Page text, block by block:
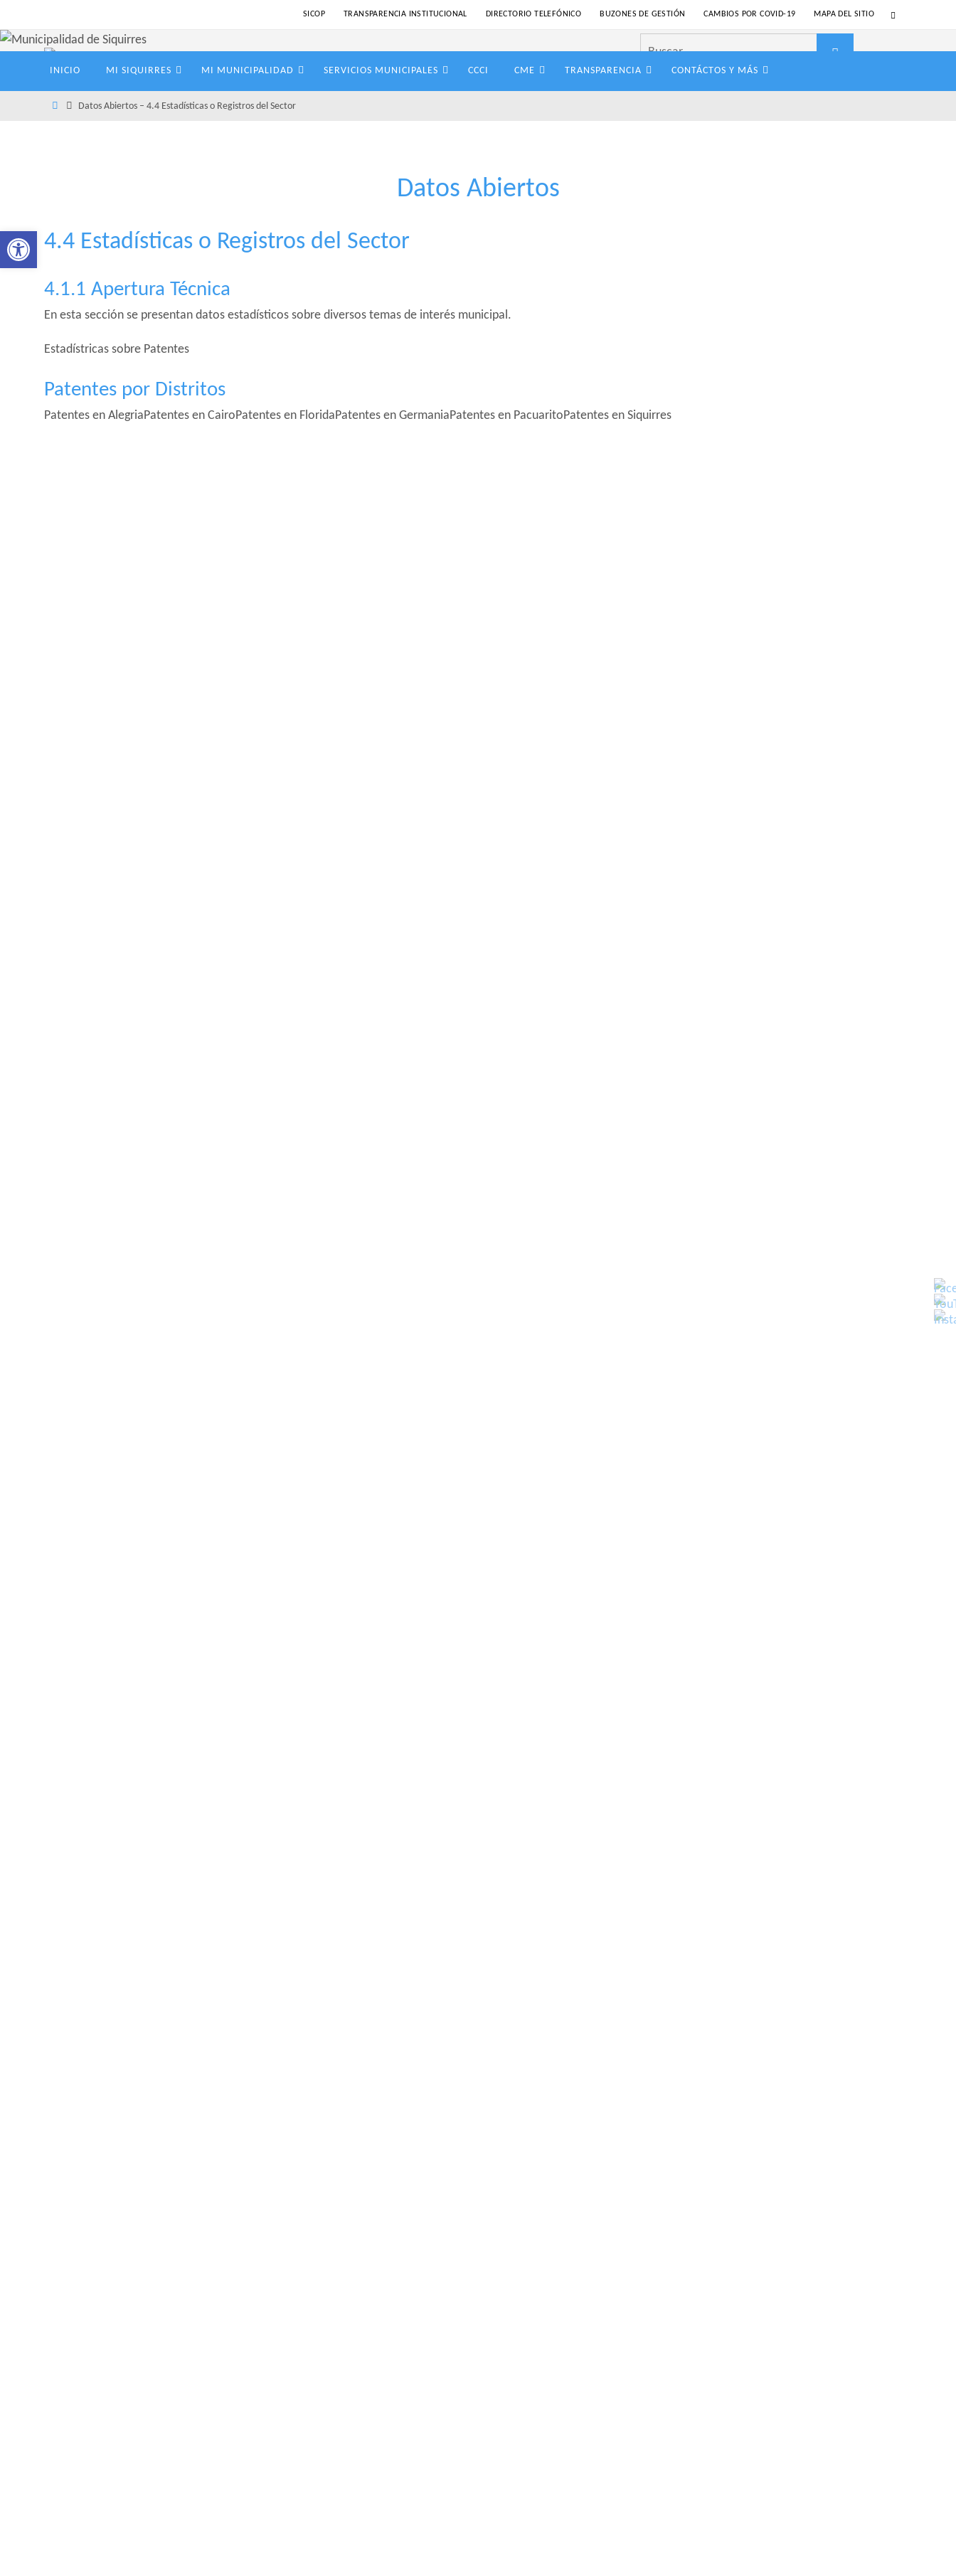
al
contenido
SICOP TRANSPARENCIA INSTITUCIONAL DIRECTORIO TELEFÓNICO BUZONES DE GESTIÓN CAMBIOS POR COVID-19 MAPA DEL SITIO
Buscar
contenido
INICIO MI SIQUIRRES MI MUNICIPALIDAD SERVICIOS MUNICIPALES CCCI CME TRANSPARENCIA CONTÁCTOS Y MÁS
InicioDatos Abiertos – 4.4 Estadísticas o Registros del Sector
Datos Abiertos
4.4 Estadísticas o Registros del Sector
4.1.1 Apertura Técnica
En esta sección se presentan datos estadísticos sobre diversos temas de interés municipal.
Estadístricas sobre Patentes
Patentes por Distritos
Patentes en AlegriaPatentes en CairoPatentes en FloridaPatentes en GermaniaPatentes en PacuaritoPatentes en Siquirres
Abrir barra de herramientas